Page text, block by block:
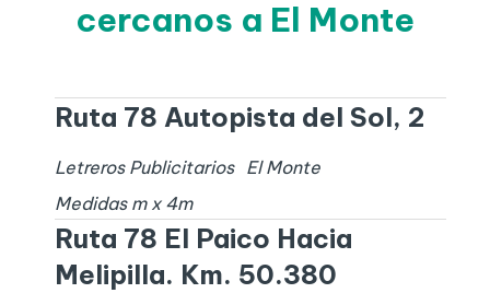
cercanos a El Monte
Ruta 78 Autopista del Sol, 2
Letreros Publicitarios
El Monte
Medidas m x 4m
Ruta 78 El Paico Hacia
Melipilla. Km. 50.380